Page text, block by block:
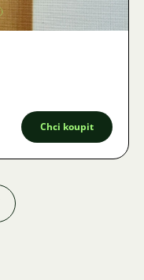
Chci koupit